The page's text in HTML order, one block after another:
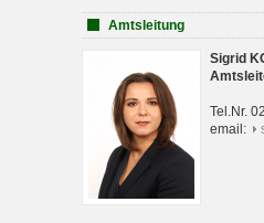
Amtsleitung
Sigrid
Tel.Nr.
email: